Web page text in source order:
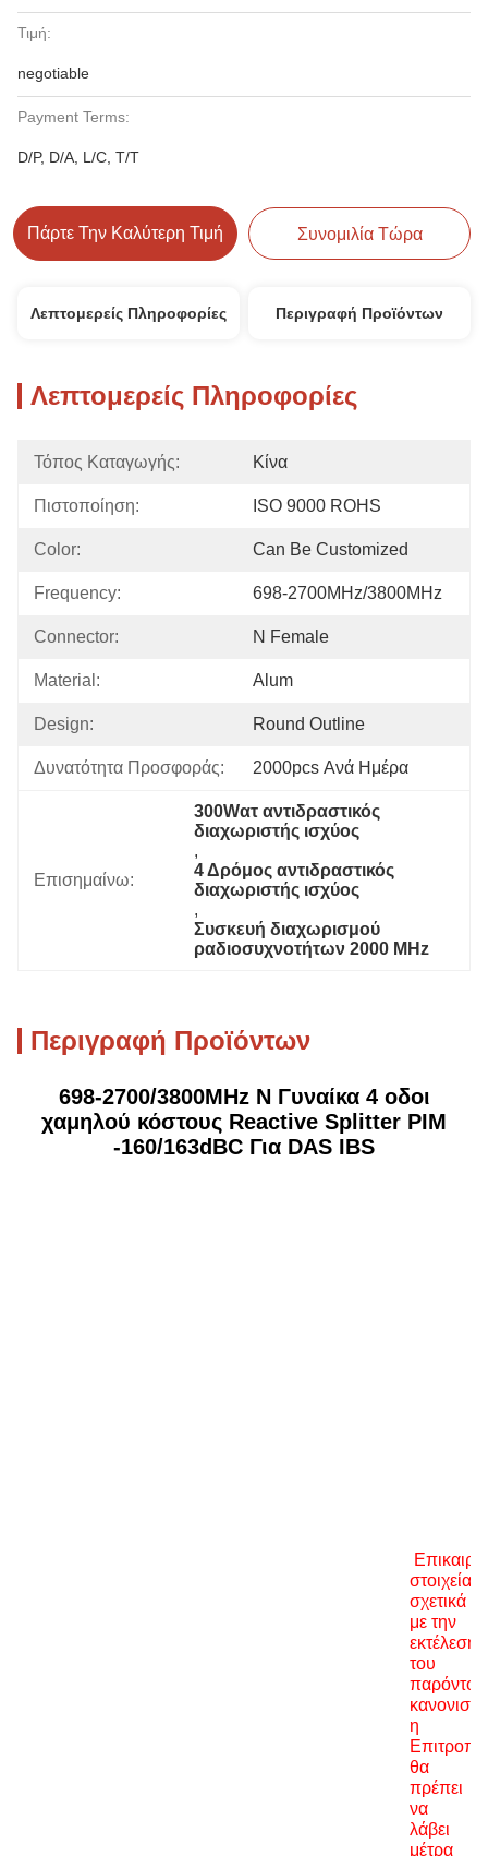
Τιμή:
negotiable
Payment Terms:
D/P, D/A, L/C, T/T
Πάρτε Την Καλύτερη Τιμή Συνομιλία Τώρα
Λεπτομερείς Πληροφορίες Περιγραφή Προϊόντων
Λεπτομερείς Πληροφορίες
Τόπος Καταγωγής: Κίνα
Πιστοποίηση: ISO 9000 ROHS
Color: Can Be Customized
Frequency: 698-2700MHz/3800MHz
Connector: N Female
Material: Alum
Design: Round Outline
Δυνατότητα Προσφοράς: 2000pcs Ανά Ημέρα
Επισημαίνω:
300Wατ αντιδραστικός
διαχωριστής ισχύος
,
4 Δρόμος αντιδραστικός
διαχωριστής ισχύος
,
Συσκευή διαχωρισμού
ραδιοσυχνοτήτων 2000 MHz
Περιγραφή Προϊόντων
698-2700/3800MHz N Γυναίκα 4 οδοι
χαμηλού κόστους Reactive Splitter PIM
-160/163dBC Για DAS IBS
στοιχεία
σχετικά
με την
εκτέλεση
του
παρόντος
η
Επιτροπή
θα
πρέπει
να
λάβει
μέτρα